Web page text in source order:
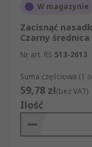
W magazynie
Zacisnąć
Czarny średnica
Nr art. RS 513-2613
Suma częściowa (1
59,78 zł(bez VAT)
Ilość